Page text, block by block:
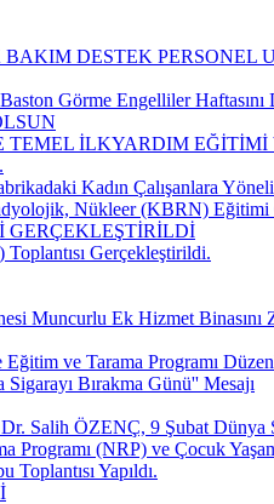
DESTEK PERSONEL
Görme Engelliler Haftasını
TEMEL İLKYARDIM EĞİTİMİ
Kadın Çalışanlara
Nükleer (KBRN) Eğitimi
GERÇEKLEŞTİRİLDİ
Gerçekleştirildi.
Muncurlu Ek Hizmet Binasını
Eğitim ve Tarama Programı
Bırakma Günü'' Mesajı
Salih ÖZENÇ, 9 Şubat
Programı (NRP) ve Çocuk
Yapıldı.